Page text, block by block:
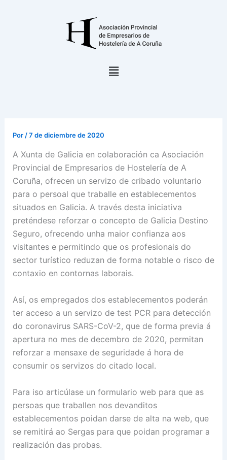
Menú
Por/7 de diciembre de 2020
A Xunta de Galicia en colaboración ca Asociación
Provincial de Empresarios de Hostelería de A
Coruña, ofrecen un servizo de cribado voluntario
para o persoal que traballe en establecementos
situados en Galicia. A través desta iniciativa
preténdese reforzar o concepto de Galicia Destino
Seguro, ofrecendo unha maior confianza aos
visitantes e permitindo que os profesionais do
sector turístico reduzan de forma notable o risco de
contaxio en contornas laborais.
Así, os empregados dos establecementos poderán
ter acceso a un servizo de test PCR para detección
do coronavirus SARS-CoV-2, que de forma previa á
apertura no mes de decembro de 2020, permitan
reforzar a mensaxe de seguridade á hora de
consumir os servizos do citado local.
Para iso articúlase un formulario web para que as
persoas que traballen nos devanditos
establecementos poidan darse de alta na web, que
se remitirá ao Sergas para que poidan programar a
realización das probas.